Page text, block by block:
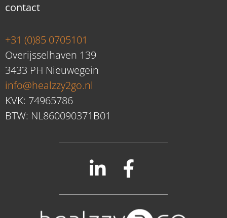
contact
+31 (0)85 0705101
Overijsselhaven 139
3433 PH Nieuwegein
info@healzzy2go.nl
KVK: 74965786
BTW: NL860090371B01